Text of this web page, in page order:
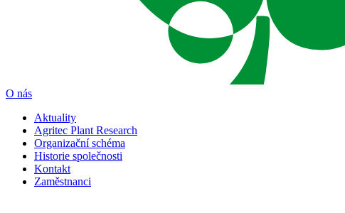
O nás
Aktuality
Agritec Plant Research
Organizační schéma
Historie společnosti
Kontakt
Zaměstnanci